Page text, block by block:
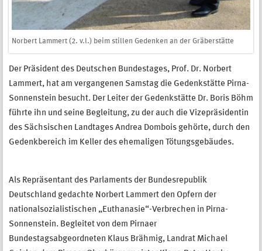
Norbert Lammert (2. v.l.) beim stillen Gedenken an der Gräberstätte
Der Präsident des Deutschen Bundestages, Prof. Dr. Norbert
Lammert, hat am vergangenen Samstag die Gedenkstätte Pirna-
Sonnenstein besucht. Der Leiter der Gedenkstätte Dr. Boris Böhm
führte ihn und seine Begleitung, zu der auch die Vizepräsidentin
des Sächsischen Landtages Andrea Dombois gehörte, durch den
Gedenkbereich im Keller des ehemaligen Tötungsgebäudes.
Als Repräsentant des Parlaments der Bundesrepublik
Deutschland gedachte Norbert Lammert den Opfern der
nationalsozialistischen „Euthanasie“-Verbrechen in Pirna-
Sonnenstein. Begleitet von dem Pirnaer
Bundestagsabgeordneten Klaus Brähmig, Landrat Michael